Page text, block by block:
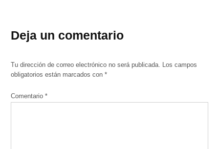
Deja un comentario
Tu dirección de correo electrónico no será publicada. Los campos
obligatorios están marcados con*
Comentario*